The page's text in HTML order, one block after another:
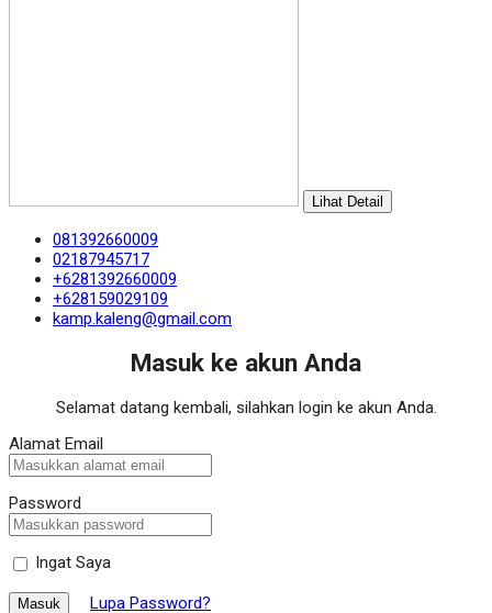
Lihat Detail
081392660009
02187945717
+6281392660009
+628159029109
kamp.kaleng@gmail.com
Masuk ke akun Anda
Selamat datang kembali, silahkan login ke akun Anda.
Alamat Email
Password
Ingat Saya
Masuk Lupa Password?